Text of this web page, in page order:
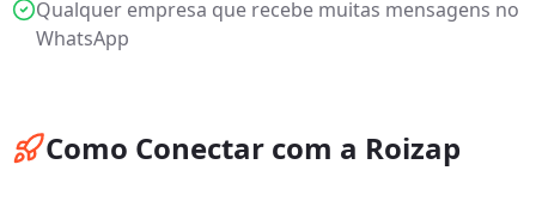
Qualquer empresa que recebe muitas mensagens no
WhatsApp
Como Conectar com a Roizap